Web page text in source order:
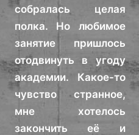
собралась целая
полка. Но любимое
занятие пришлось
отодвинуть в угоду
академии. Какое-то
чувство странное,
мне хотелось
закончить её и